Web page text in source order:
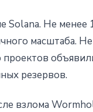
Solana. Не
масштаба.
резервов.
взлома